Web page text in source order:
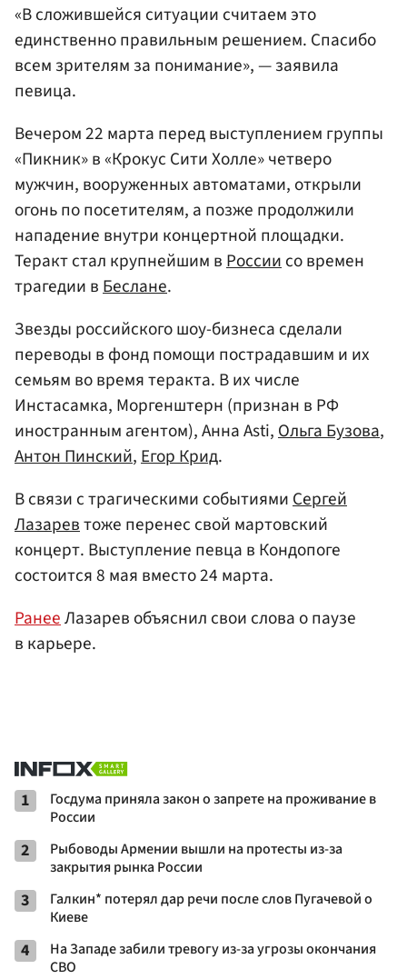
«В сложившейся ситуации считаем это
единственно правильным решением. Спасибо
всем зрителям за понимание», — заявила
певица.
Вечером 22 марта перед выступлением группы
«Пикник» в «Крокус Сити Холле» четверо
мужчин, вооруженных автоматами, открыли
огонь по посетителям, а позже продолжили
нападение внутри концертной площадки.
Теракт стал крупнейшим вРоссиисо времен
трагедии вБеслане.
Звезды российского шоу-бизнеса сделали
переводы в фонд помощи пострадавшим и их
семьям во время теракта. В их числе
Инстасамка, Моргенштерн (признан в РФ
иностранным агентом), Анна Asti,Ольга Бузова,
Антон Пинский,Егор Крид.
В связи с трагическими событиямиСергей
Лазаревтоже перенес свой мартовский
концерт. Выступление певца в Кондопоге
состоится 8 мая вместо 24 марта.
РанееЛазарев объяснил свои слова о паузе
в карьере.
1
Госдума приняла закон о запрете на проживание в
России
2
Рыбоводы Армении вышли на протесты из-за
закрытия рынка России
3
Галкин* потерял дар речи после слов Пугачевой о
Киеве
4
На Западе забили тревогу из-за угрозы окончания
СВО